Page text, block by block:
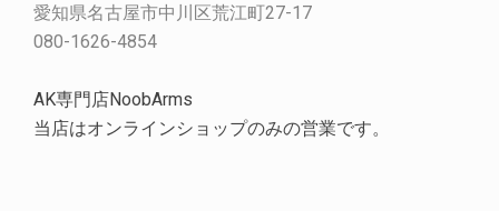
愛知県名古屋市中川区荒江町27-17
080-1626-4854
AK専門店NoobArms
当店はオンラインショップのみの営業です。